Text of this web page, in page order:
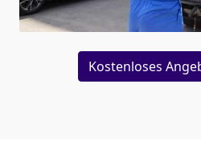
Kostenloses